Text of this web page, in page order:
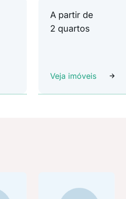
A partir de
2 quartos
Veja imóveis